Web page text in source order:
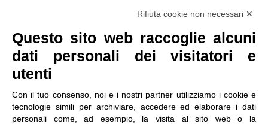
Rifiuta cookie non necessari ✕
Questo sito web raccoglie alcuni
dati personali dei visitatori e
utenti
Con il tuo consenso, noi e i nostri partner utilizziamo i cookie e
tecnologie simili per archiviare, accedere ed elaborare i dati
personali come, ad esempio, la visita al sito web o la